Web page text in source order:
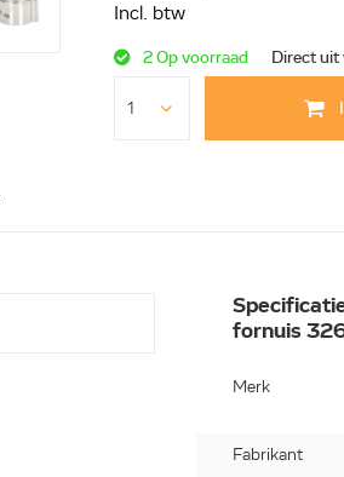
Incl. btw
2 Op voorraad Direct uit
fornuis
Merk
Fabrikant